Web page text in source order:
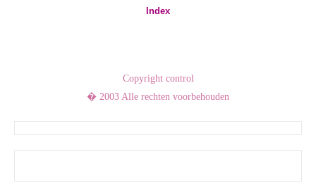
Index
Copyright control
� 2003 Alle rechten voorbehouden